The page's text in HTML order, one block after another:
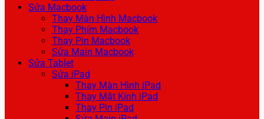
Sửa Macbook
Thay Màn Hình Macbook
Thay Phím Macbook
Thay Pin Macbook
Sửa Main Macbook
Sửa Tablet
Sửa iPad
Thay Màn Hình iPad
Thay Mặt Kính iPad
Thay Pin iPad